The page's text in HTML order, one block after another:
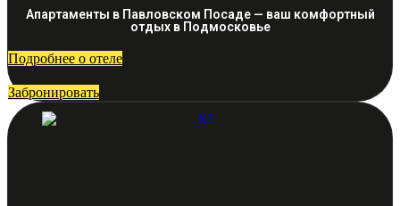
Апартаменты в Павловском Посаде — ваш комфортный
отдых в Подмосковье
Подробнее о отеле
Забронировать